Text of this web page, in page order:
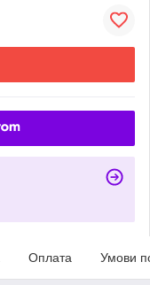
Оплата Умови